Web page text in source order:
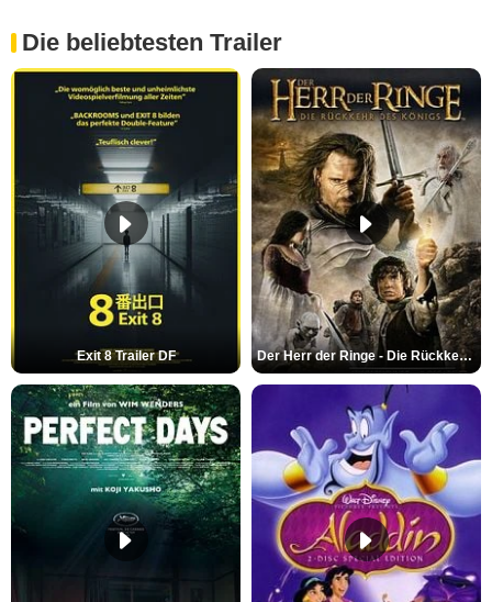
Die beliebtesten Trailer
Exit 8 Trailer DF Der Herr der Ringe - Die Rückkehr des Königs Trailer OV